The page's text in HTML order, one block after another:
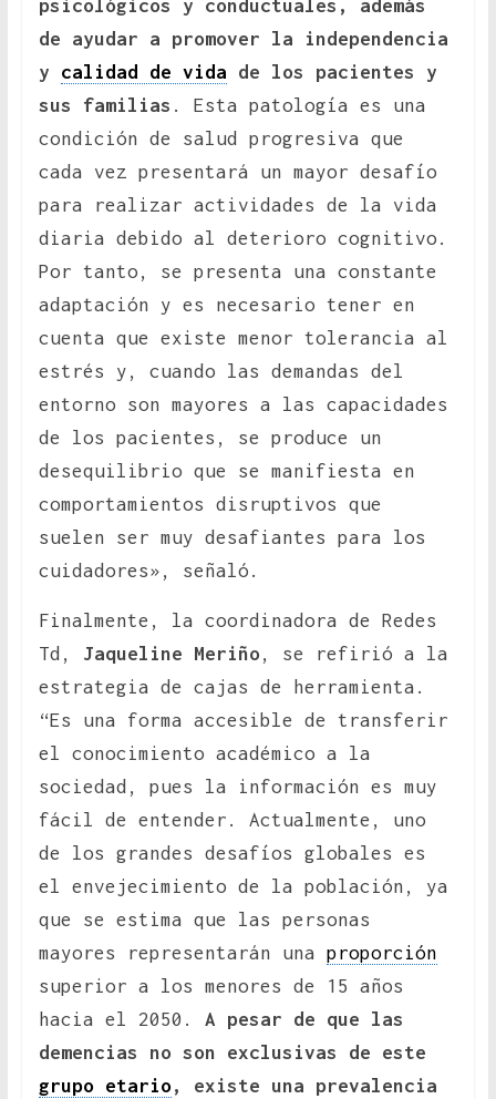
psicológicos y conductuales, además
de ayudar a promover la independencia
y calidad de vida de los pacientes y
sus familias . Esta patología es una
condición de salud progresiva que
cada vez presentará un mayor desafío
para realizar actividades de la vida
diaria debido al deterioro cognitivo.
Por tanto, se presenta una constante
adaptación y es necesario tener en
cuenta que existe menor tolerancia al
estrés y, cuando las demandas del
entorno son mayores a las capacidades
de los pacientes, se produce un
desequilibrio que se manifiesta en
comportamientos disruptivos que
suelen ser muy desafiantes para los
cuidadores», señaló.
Finalmente, la coordinadora de Redes
Td,
Jaqueline Meriño , se refirió a la
estrategia de cajas de herramienta.
“Es una forma accesible de transferir
el conocimiento académico a la
sociedad, pues la información es muy
fácil de entender. Actualmente, uno
de los grandes desafíos globales es
el envejecimiento de la población, ya
que se estima que las personas
mayores representarán una proporción
superior a los menores de 15 años
hacia el 2050.
A pesar de que las
demencias no son exclusivas de este
grupo etario, existe una prevalencia